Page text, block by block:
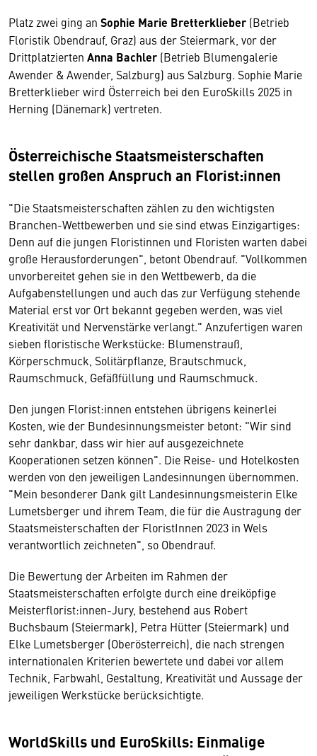
Platz zwei ging an Sophie Marie Bretterklieber (Betrieb
Floristik Obendrauf, Graz) aus der Steiermark, vor der
Drittplatzierten Anna Bachler (Betrieb Blumengalerie
Awender & Awender, Salzburg) aus Salzburg. Sophie Marie
Bretterklieber wird Österreich bei den EuroSkills 2025 in
Herning (Dänemark) vertreten.
Österreichische Staatsmeisterschaften
stellen großen Anspruch an Florist:innen
"Die Staatsmeisterschaften zählen zu den wichtigsten
Branchen-Wettbewerben und sie sind etwas Einzigartiges:
Denn auf die jungen Floristinnen und Floristen warten dabei
große Herausforderungen", betont Obendrauf. "Vollkommen
unvorbereitet gehen sie in den Wettbewerb, da die
Aufgabenstellungen und auch das zur Verfügung stehende
Material erst vor Ort bekannt gegeben werden, was viel
Kreativität und Nervenstärke verlangt." Anzufertigen waren
sieben floristische Werkstücke: Blumenstrauß,
Körperschmuck, Solitärpflanze, Brautschmuck,
Raumschmuck, Gefäßfüllung und Raumschmuck.
Den jungen Florist:innen entstehen übrigens keinerlei
Kosten, wie der Bundesinnungsmeister betont: "Wir sind
sehr dankbar, dass wir hier auf ausgezeichnete
Kooperationen setzen können". Die Reise- und Hotelkosten
werden von den jeweiligen Landesinnungen übernommen.
"Mein besonderer Dank gilt Landesinnungsmeisterin Elke
Lumetsberger und ihrem Team, die für die Austragung der
Staatsmeisterschaften der FloristInnen 2023 in Wels
verantwortlich zeichneten", so Obendrauf.
Die Bewertung der Arbeiten im Rahmen der
Staatsmeisterschaften erfolgte durch eine dreiköpfige
Meisterflorist:innen-Jury, bestehend aus Robert
Buchsbaum (Steiermark), Petra Hütter (Steiermark) und
Elke Lumetsberger (Oberösterreich), die nach strengen
internationalen Kriterien bewertete und dabei vor allem
Technik, Farbwahl, Gestaltung, Kreativität und Aussage der
jeweiligen Werkstücke berücksichtigte.
WorldSkills und EuroSkills: Einmalige